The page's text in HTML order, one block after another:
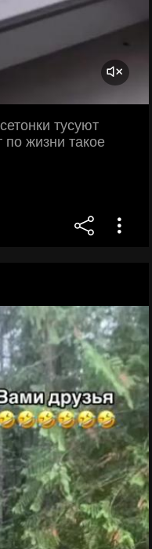
тусуют
по жизни такое